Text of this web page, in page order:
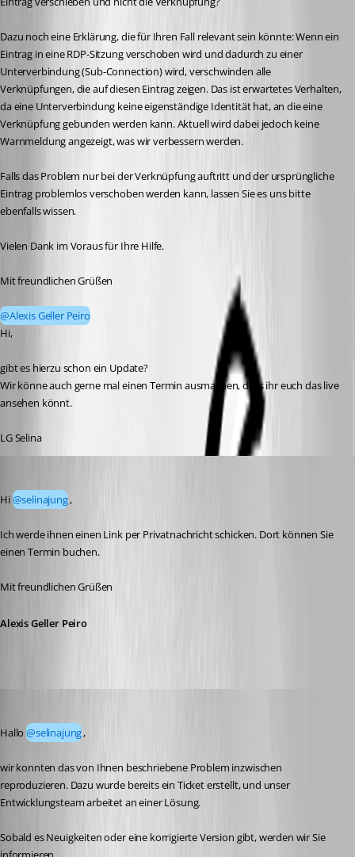
Dazu noch eine Erklärung, die für Ihren Fall relevant sein könnte: Wenn ein
Eintrag in eine RDP-Sitzung verschoben wird und dadurch zu einer
Unterverbindung (Sub-Connection) wird, verschwinden alle
Verknüpfungen, die auf diesen Eintrag zeigen. Das ist erwartetes Verhalten,
da eine Unterverbindung keine eigenständige Identität hat, an die eine
Verknüpfung gebunden werden kann. Aktuell wird dabei jedoch keine
Warnmeldung angezeigt, was wir verbessern werden.
Falls das Problem nur bei der Verknüpfung auftritt und der ursprüngliche
Eintrag problemlos verschoben werden kann, lassen Sie es uns bitte
ebenfalls wissen.
Vielen Dank im Voraus für Ihre Hilfe.
Mit freundlichen Grüßen
@Alexis Geller Peiro
Hi,
gibt es hierzu schon ein Update?
Wir könne auch gerne mal einen Termin ausmachen, dass ihr euch das live
ansehen könnt.
LG Selina
Hi @selinajung,
Ich werde ihnen einen Link per Privatnachricht schicken. Dort können Sie
einen Termin buchen.
Mit freundlichen Grüßen
Alexis Geller Peiro
Hallo @selinajung,
wir konnten das von Ihnen beschriebene Problem inzwischen
reproduzieren. Dazu wurde bereits ein Ticket erstellt, und unser
Entwicklungsteam arbeitet an einer Lösung.
Sobald es Neuigkeiten oder eine korrigierte Version gibt, werden wir Sie